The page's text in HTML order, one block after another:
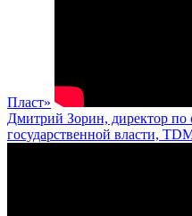
Пласт»
Дмитрий Зорин, директор по
государственной власти,